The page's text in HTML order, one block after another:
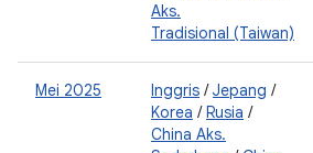
Aks.
Tradisional (Taiwan)
Mei 2025 Inggris /Jepang /
Korea /Rusia /
China Aks.